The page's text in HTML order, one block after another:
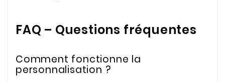
FAQ – Questions fréquentes
Comment fonctionne la
personnalisation ?